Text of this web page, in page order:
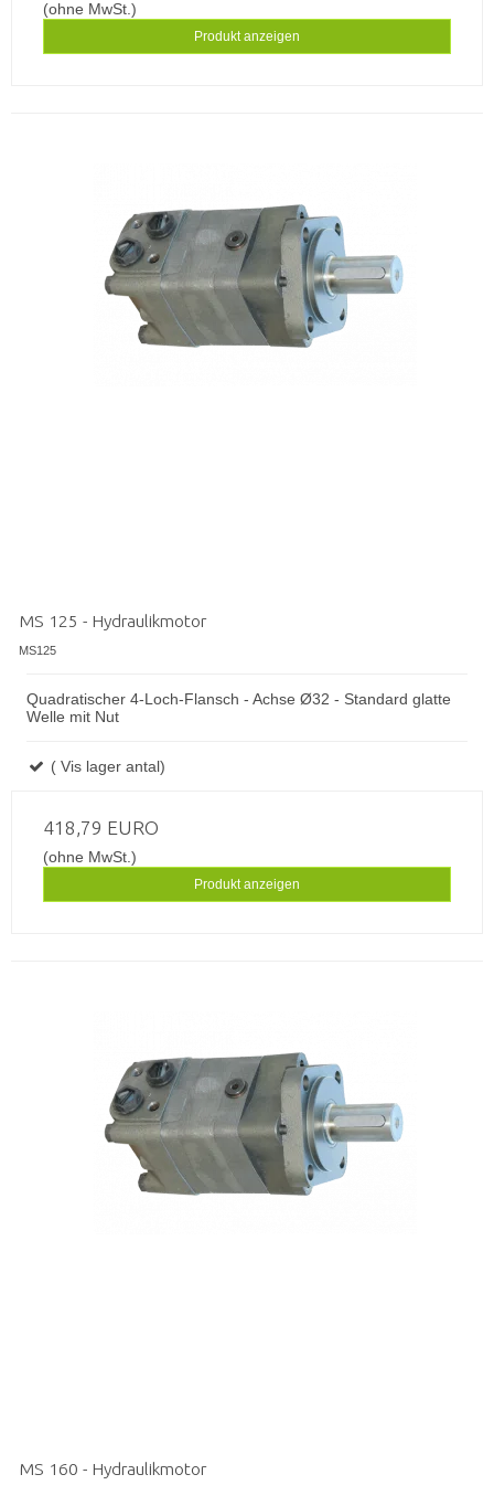
(ohne MwSt.)
Produkt anzeigen
MS 125 - Hydraulikmotor
MS125
Quadratischer 4-Loch-Flansch - Achse Ø32 - Standard glatte
Welle mit Nut
( Vis lager antal)
418,79 EURO
(ohne MwSt.)
Produkt anzeigen
MS 160 - Hydraulikmotor